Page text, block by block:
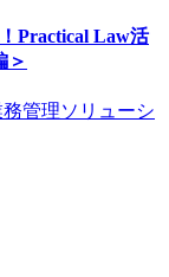
Practical Law活
＞
管理ソリューシ